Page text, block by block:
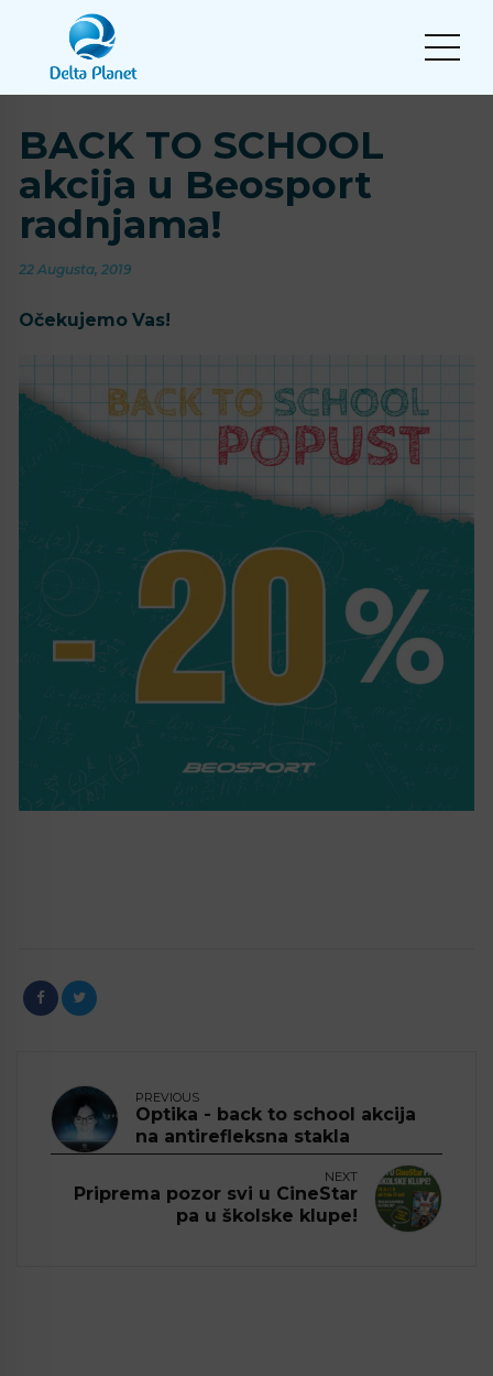
BACK TO SCHOOL
akcija u Beosport
radnjama!
22 Augusta, 2019
Očekujemo Vas!
PREVIOUS
Optika - back to school akcija
na antirefleksna stakla
NEXT
Priprema pozor svi u CineStar
pa u školske klupe!